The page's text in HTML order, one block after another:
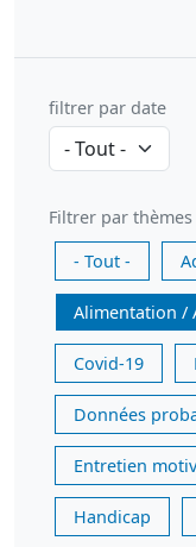
filtrer par date
Filtrer par thèmes
- Tout -
Alimentation /
Covid-19
Données
Entretien
Handicap